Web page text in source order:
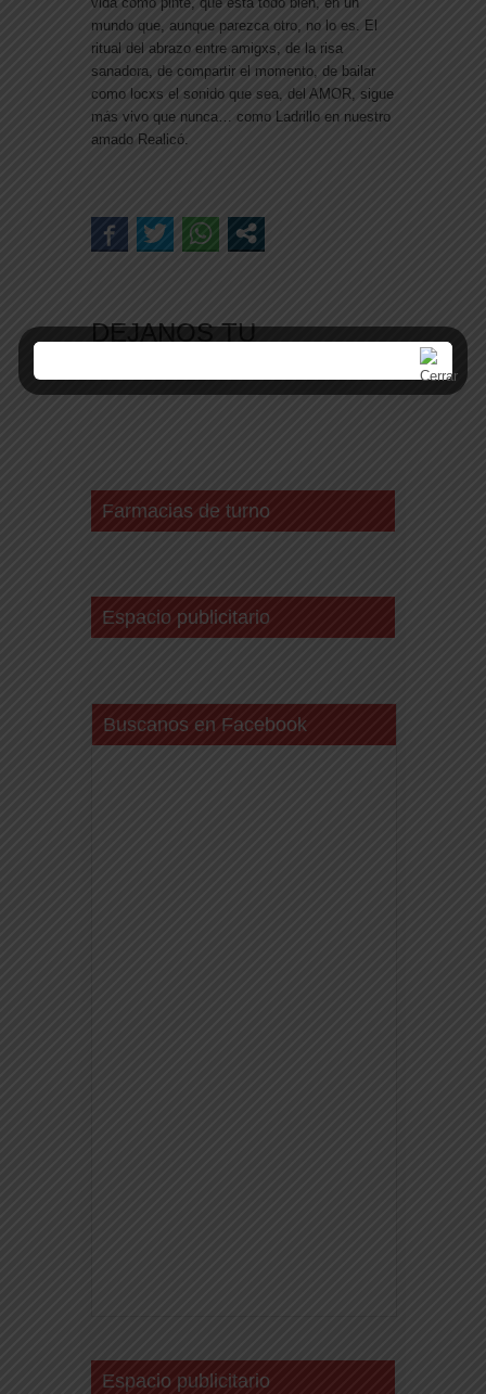
mundo que, aunque parezca otro, no lo es. El
ritual del abrazo entre amigxs, de la risa
sanadora, de compartir el momento, de bailar
como locxs el sonido que sea, del AMOR, sigue
más vivo que nunca… como Ladrillo en nuestro
amado Realicó.
DEJANOS TU
Farmacias de turno
Espacio publicitario
Buscanos en Facebook
Espacio publicitario